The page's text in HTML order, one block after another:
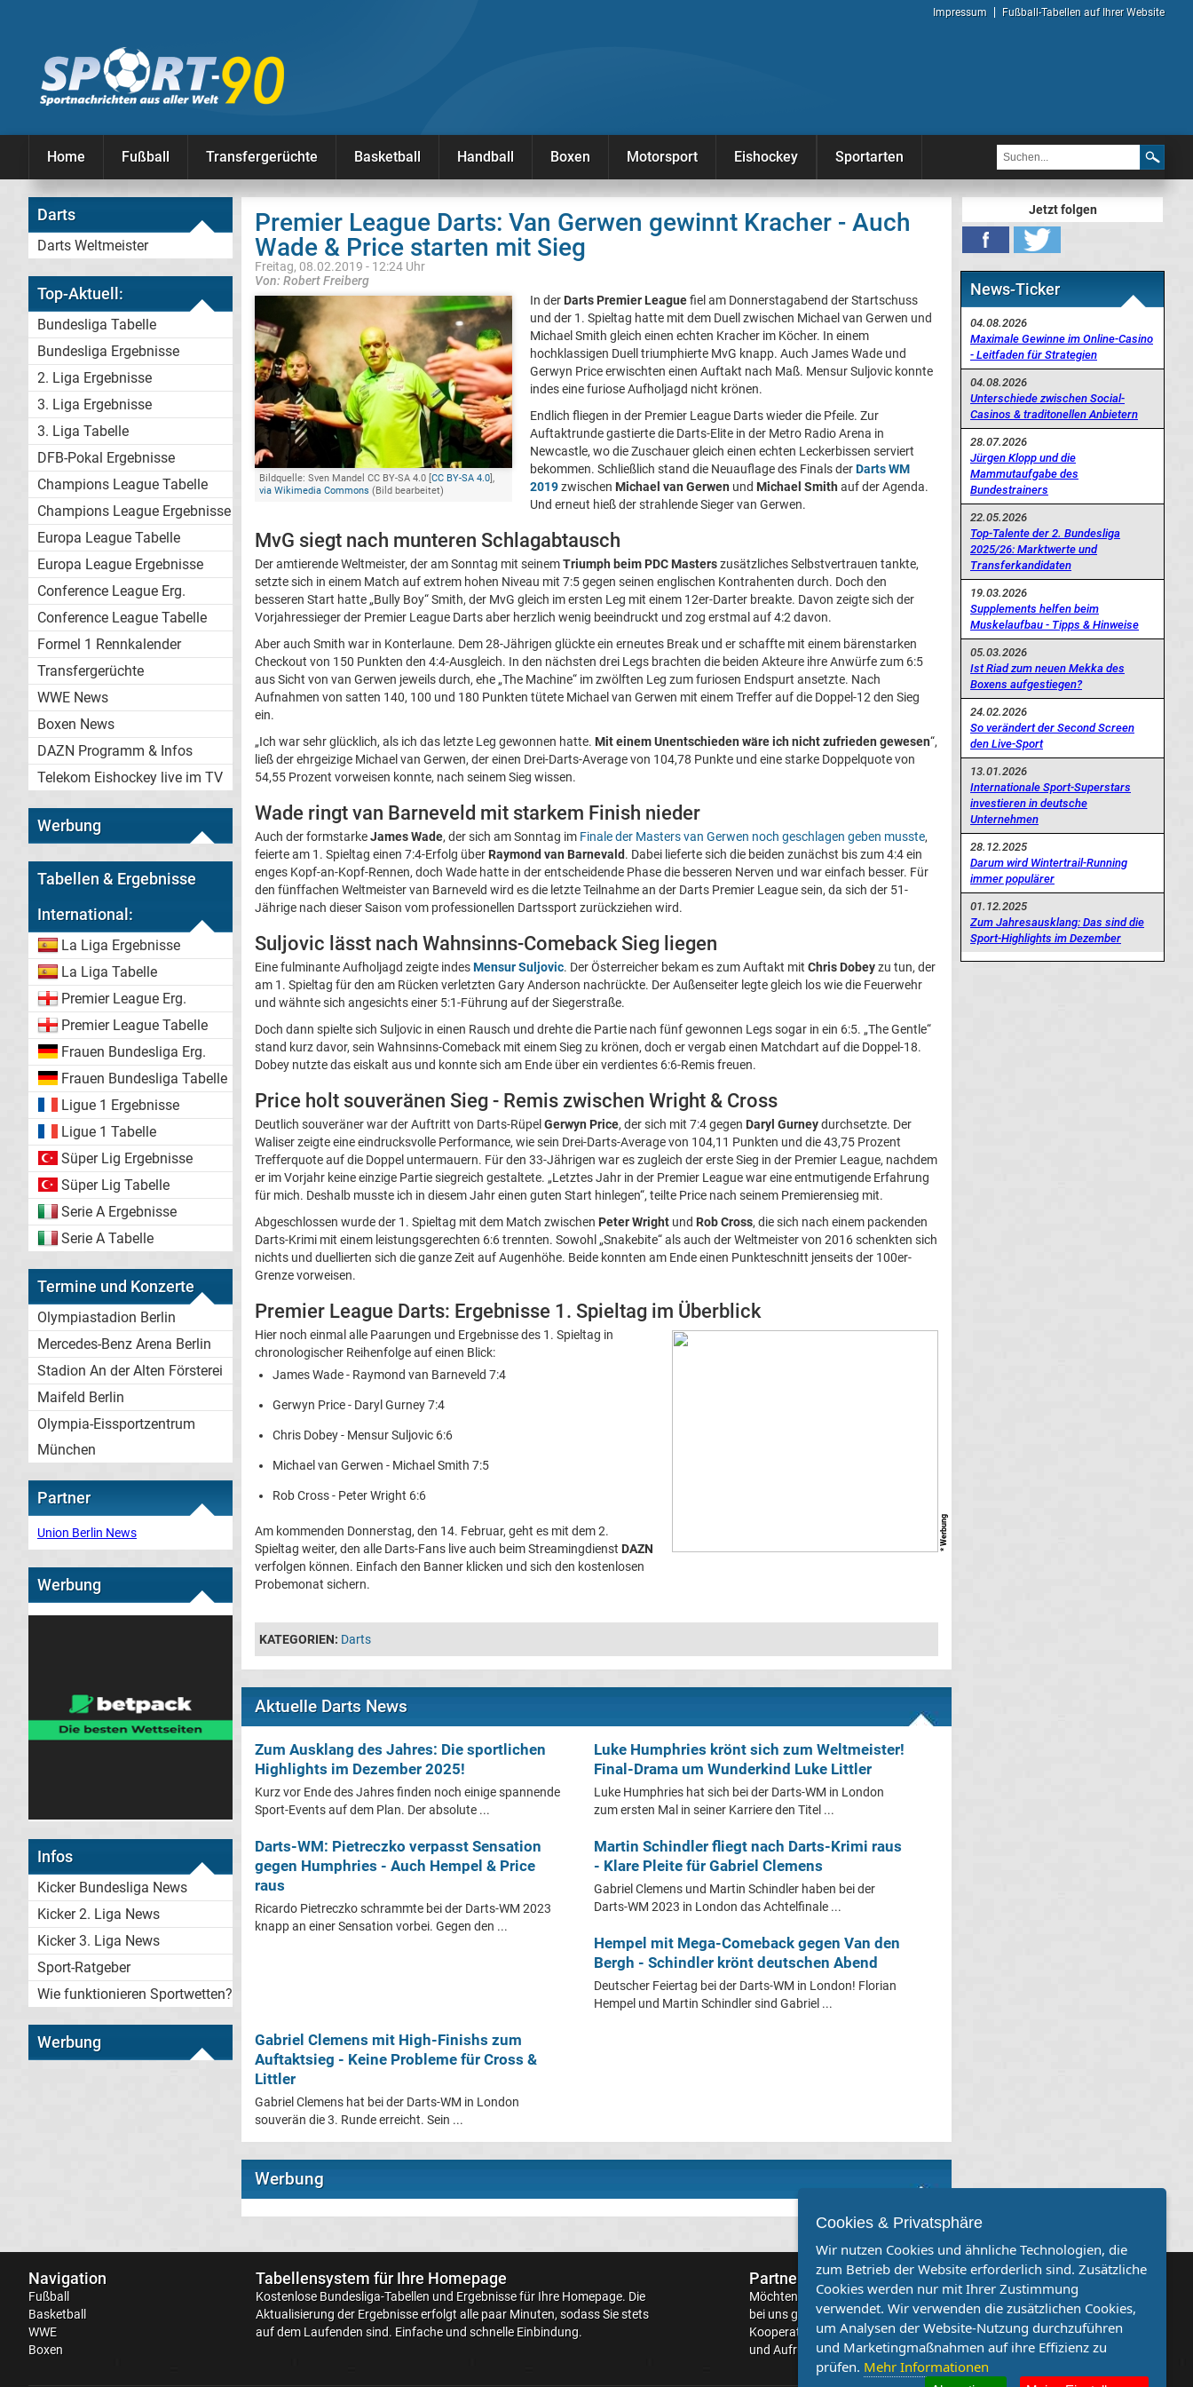
Impressum Fußball-Tabellen auf Ihrer Website
Home Fußball Transfergerüchte Basketball Handball Boxen Motorsport Eishockey Sportarten
Darts
Darts Weltmeister
Top-Aktuell:
Bundesliga Tabelle
Bundesliga Ergebnisse
2. Liga Ergebnisse
3. Liga Ergebnisse
3. Liga Tabelle
DFB-Pokal Ergebnisse
Champions League Tabelle
Champions League Ergebnisse
Europa League Tabelle
Europa League Ergebnisse
Conference League Erg.
Conference League Tabelle
Formel 1 Rennkalender
Transfergerüchte
WWE News
Boxen News
DAZN Programm & Infos
Telekom Eishockey live im TV
Werbung
Tabellen & Ergebnisse
International:
La Liga Ergebnisse
La Liga Tabelle
Premier League Erg.
Premier League Tabelle
Frauen Bundesliga Erg.
Frauen Bundesliga Tabelle
Ligue 1 Ergebnisse
Ligue 1 Tabelle
Süper Lig Ergebnisse
Süper Lig Tabelle
Serie A Ergebnisse
Serie A Tabelle
Termine und Konzerte
Olympiastadion Berlin
Mercedes-Benz Arena Berlin
Stadion An der Alten Försterei
Maifeld Berlin
Olympia-Eissportzentrum
München
Partner
Union Berlin News
Werbung
Infos
Kicker Bundesliga News
Kicker 2. Liga News
Kicker 3. Liga News
Sport-Ratgeber
Wie funktionieren Sportwetten?
Werbung
Premier League Darts: Van Gerwen gewinnt Kracher - Auch
Wade & Price starten mit Sieg
Freitag, 08.02.2019 - 12:24 Uhr
Von: Robert Freiberg
Bildquelle: Sven Mandel CC BY-SA 4.0 [CC BY-SA 4.0],
via Wikimedia Commons (Bild bearbeitet)
In der Darts Premier Leaguefiel am Donnerstagabend der Startschuss
und der 1. Spieltag hatte mit dem Duell zwischen Michael van Gerwen und
Michael Smith gleich einen echten Kracher im Köcher. In einem
hochklassigen Duell triumphierte MvG knapp. Auch James Wade und
Gerwyn Price erwischten einen Auftakt nach Maß. Mensur Suljovic konnte
indes eine furiose Aufholjagd nicht krönen.
Endlich fliegen in der Premier League Darts wieder die Pfeile. Zur
Auftaktrunde gastierte die Darts-Elite in der Metro Radio Arena in
Newcastle, wo die Zuschauer gleich einen echten Leckerbissen serviert
bekommen. Schließlich stand die Neuauflage des Finals derDarts WM
2019zwischen Michael van Gerwen und Michael Smith auf der Agenda.
Und erneut hieß der strahlende Sieger van Gerwen.
MvG siegt nach munteren Schlagabtausch
Der amtierende Weltmeister, der am Sonntag mit seinemTriumph beim PDC Masterszusätzliches Selbstvertrauen tankte,
setzte sich in einem Match auf extrem hohen Niveau mit 7:5 gegen seinen englischen Kontrahenten durch. Doch den
besseren Start hatte „Bully Boy“ Smith, der MvG gleich im ersten Leg mit einem 12er-Darter breakte. Davon zeigte sich der
Vorjahressieger der Premier League Darts aber herzlich wenig beeindruckt und zog erstmal auf 4:2 davon.
Aber auch Smith war in Konterlaune. Dem 28-Jährigen glückte ein erneutes Break und er schaffte mit einem bärenstarken
Checkout von 150 Punkten den 4:4-Ausgleich. In den nächsten drei Legs brachten die beiden Akteure ihre Anwürfe zum 6:5
aus Sicht von van Gerwen jeweils durch, ehe „The Machine“ im zwölften Leg zum furiosen Endspurt ansetzte. Nach
Aufnahmen von satten 140, 100 und 180 Punkten tütete Michael van Gerwen mit einem Treffer auf die Doppel-12 den Sieg
ein.
„Ich war sehr glücklich, als ich das letzte Leg gewonnen hatte. Mit einem Unentschieden wäre ich nicht zufrieden gewesen“,
ließ der ehrgeizige Michael van Gerwen, der einen Drei-Darts-Average von 104,78 Punkte und eine starke Doppelquote von
54,55 Prozent vorweisen konnte, nach seinem Sieg wissen.
Wade ringt van Barneveld mit starkem Finish nieder
Auch der formstarkeJames Wade, der sich am Sonntag im Finale der Masters van Gerwen noch geschlagen geben musste,
feierte am 1. Spieltag einen 7:4-Erfolg über Raymond van Barnevald. Dabei lieferte sich die beiden zunächst bis zum 4:4 ein
enges Kopf-an-Kopf-Rennen, doch Wade hatte in der entscheidende Phase die besseren Nerven und war einfach besser. Für
den fünffachen Weltmeister van Barneveld wird es die letzte Teilnahme an der Darts Premier League sein, da sich der 51-
Jährige nach dieser Saison vom professionellen Dartssport zurückziehen wird.
Suljovic lässt nach Wahnsinns-Comeback Sieg liegen
Eine fulminante Aufholjagd zeigte indesMensur Suljovic. Der Österreicher bekam es zum Auftakt mit Chris Dobeyzu tun, der
am 1. Spieltag für den am Rücken verletzten Gary Anderson nachrückte. Der Außenseiter legte gleich los wie die Feuerwehr
und wähnte sich angesichts einer 5:1-Führung auf der Siegerstraße.
Doch dann spielte sich Suljovic in einen Rausch und drehte die Partie nach fünf gewonnen Legs sogar in ein 6:5. „The Gentle“
stand kurz davor, sein Wahnsinns-Comeback mit einem Sieg zu krönen, doch er vergab einen Matchdart auf die Doppel-18.
Dobey nutzte das eiskalt aus und konnte sich am Ende über ein verdientes 6:6-Remis freuen.
Price holt souveränen Sieg - Remis zwischen Wright & Cross
Deutlich souveräner war der Auftritt von Darts-Rüpel Gerwyn Price, der sich mit 7:4 gegen Daryl Gurneydurchsetzte. Der
Waliser zeigte eine eindrucksvolle Performance, wie sein Drei-Darts-Average von 104,11 Punkten und die 43,75 Prozent
Trefferquote auf die Doppel untermauern. Für den 33-Jährigen war es zugleich der erste Sieg in der Premier League, nachdem
er im Vorjahr keine einzige Partie siegreich gestaltete. „Letztes Jahr in der Premier League war eine entmutigende Erfahrung
für mich. Deshalb musste ich in diesem Jahr einen guten Start hinlegen“, teilte Price nach seinem Premierensieg mit.
Abgeschlossen wurde der 1. Spieltag mit dem Match zwischen Peter Wright und Rob Cross, die sich nach einem packenden
Darts-Krimi mit einem leistungsgerechten 6:6 trennten. Sowohl „Snakebite“ als auch der Weltmeister von 2016 schenkten sich
nichts und duellierten sich die ganze Zeit auf Augenhöhe. Beide konnten am Ende einen Punkteschnitt jenseits der 100er-
Grenze vorweisen.
Premier League Darts: Ergebnisse 1. Spieltag im Überblick
* Werbung
Hier noch einmal alle Paarungen und Ergebnisse des 1. Spieltag in
chronologischer Reihenfolge auf einen Blick:
James Wade - Raymond van Barneveld 7:4
Gerwyn Price - Daryl Gurney 7:4
Chris Dobey - Mensur Suljovic 6:6
Michael van Gerwen - Michael Smith 7:5
Rob Cross - Peter Wright 6:6
Am kommenden Donnerstag, den 14. Februar, geht es mit dem 2.
Spieltag weiter, den alle Darts-Fans live auch beim Streamingdienst DAZN
verfolgen können. Einfach den Banner klicken und sich den kostenlosen
Probemonat sichern.
KATEGORIEN: Darts
Aktuelle Darts News
Zum Ausklang des Jahres: Die sportlichen
Highlights im Dezember 2025!
Kurz vor Ende des Jahres finden noch einige spannende
Sport-Events auf dem Plan. Der absolute ...
Luke Humphries krönt sich zum Weltmeister!
Final-Drama um Wunderkind Luke Littler
Luke Humphries hat sich bei der Darts-WM in London
zum ersten Mal in seiner Karriere den Titel ...
Darts-WM: Pietreczko verpasst Sensation
gegen Humphries - Auch Hempel & Price
raus
Ricardo Pietreczko schrammte bei der Darts-WM 2023
knapp an einer Sensation vorbei. Gegen den ...
Martin Schindler fliegt nach Darts-Krimi raus
- Klare Pleite für Gabriel Clemens
Gabriel Clemens und Martin Schindler haben bei der
Darts-WM 2023 in London das Achtelfinale ...
Hempel mit Mega-Comeback gegen Van den
Bergh - Schindler krönt deutschen Abend
Deutscher Feiertag bei der Darts-WM in London! Florian
Hempel und Martin Schindler sind Gabriel ...
Gabriel Clemens mit High-Finishs zum
Auftaktsieg - Keine Probleme für Cross &
Littler
Gabriel Clemens hat bei der Darts-WM in London
souverän die 3. Runde erreicht. Sein ...
Werbung
Jetzt folgen
News-Ticker
04.08.2026
Maximale Gewinne im Online-Casino
- Leitfaden für Strategien
04.08.2026
Unterschiede zwischen Social-
Casinos & traditonellen Anbietern
28.07.2026
Jürgen Klopp und die
Mammutaufgabe des
Bundestrainers
22.05.2026
Top-Talente der 2. Bundesliga
2025/26: Marktwerte und
Transferkandidaten
19.03.2026
Supplements helfen beim
Muskelaufbau - Tipps & Hinweise
05.03.2026
Ist Riad zum neuen Mekka des
Boxens aufgestiegen?
24.02.2026
So verändert der Second Screen
den Live-Sport
13.01.2026
Internationale Sport-Superstars
investieren in deutsche
Unternehmen
28.12.2025
Darum wird Wintertrail-Running
immer populärer
01.12.2025
Zum Jahresausklang: Das sind die
Sport-Highlights im Dezember
Navigation
Fußball
Basketball
WWE
Boxen
Tabellensystem für Ihre Homepage
KostenloseBundesliga-Tabellen und Ergebnisse für Ihre Homepage. Die
Aktualisierung der Ergebnisse erfolgt alle paar Minuten, sodass Sie stets
auf dem Laufenden sind. Einfache und schnelle Einbindung.
Partnervereine
Möchten Sie, dass auch Ihr Verein mehr Beachtung findet? Dann sind Sie
bei uns genau richtig. Wir suchen Ihren Verein für eine kostenlose
Kooperation. Veröffentlichen Sie Ihre Spielberichte, Sportnachrichten
und Aufrufe bei uns!
Cookies & Privatsphäre
Wir nutzen Cookies und ähnliche Technologien, die
zum Betrieb der Website erforderlich sind. Zusätzliche
Cookies werden nur mit Ihrer Zustimmung
verwendet. Wir verwenden die zusätzlichen Cookies,
um Analysen der Website-Nutzung durchzuführen
und Marketingmaßnahmen auf ihre Effizienz zu
prüfen. Mehr Informationen